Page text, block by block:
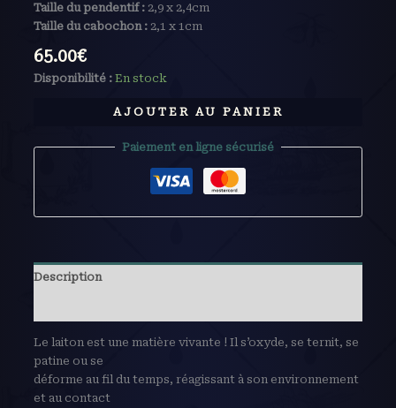
Taille du pendentif :2,9 x 2,4cm
Taille du cabochon :2,1 x 1cm
65.00€
Disponibilité : En stock
AJOUTER AU PANIER
Paiement en ligne sécurisé
Description
Le laiton est une matière vivante ! Il s’oxyde, se ternit, se
patine ou se
déforme au fil du temps, réagissant à son environnement
et au contact